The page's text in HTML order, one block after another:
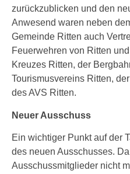
zurückzublicken und den
Anwesend waren neben
Gemeinde Ritten auch
Feuerwehren von Ritten
Kreuzes Ritten, der
Tourismusvereins Ritten,
des AVS Ritten.
Neuer Ausschuss
Ein wichtiger Punkt auf der
des neuen Ausschusses.
Ausschussmitglieder nicht